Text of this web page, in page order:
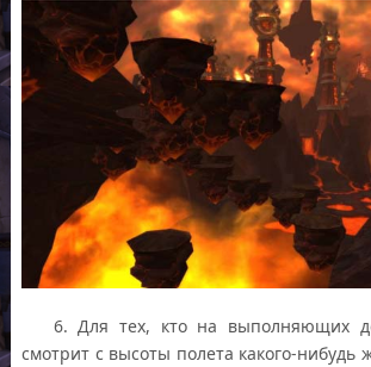
6. Для тех, кто на выполняющих
смотрит с высоты полета какого-нибудь